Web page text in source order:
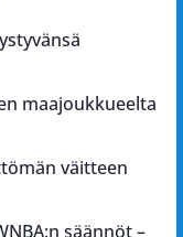
maajoukkueelta
väitteen
säännöt –